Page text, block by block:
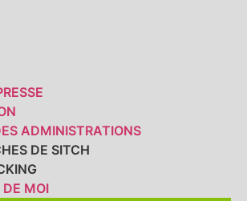
ADMINISTRATIONS
DE SITCH
DE MOI